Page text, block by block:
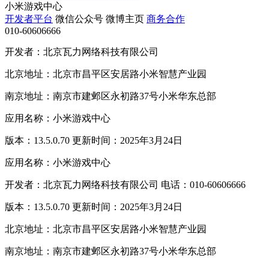
小米游戏中心
开发者平台 微信公众号 微博主页 商务合作
010-60606666
开发者：北京瓦力网络科技有限公司
北京地址：北京市昌平区安居路小米智慧产业园
南京地址：南京市建邺区永初路37号小米华东总部
应用名称：小米游戏中心
版本：13.5.0.70 更新时间：2025年3月24日
应用名称：小米游戏中心
开发者：北京瓦力网络科技有限公司 电话：010-60606666
版本：13.5.0.70 更新时间：2025年3月24日
北京地址：北京市昌平区安居路小米智慧产业园
南京地址：南京市建邺区永初路37号小米华东总部